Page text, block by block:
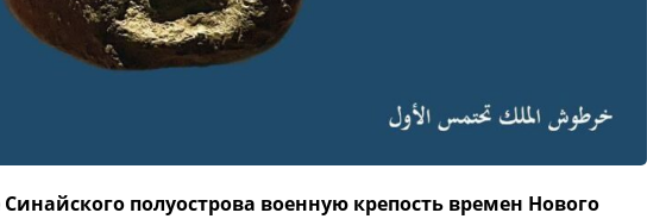
полуострова военную крепость времен Нового